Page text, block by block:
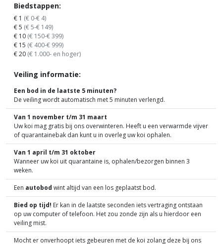
Biedstappen:
€ 1 (€ 0-€ 4)
€ 5 (€ 5-€ 149)
€ 10 (€ 150-€ 399)
€ 15 (€ 400-€ 999)
€ 20 (€ 1.000- en hoger)
Veiling informatie:
Een bod in de laatste 5 minuten?
De veiling wordt automatisch met 5 minuten verlengd.
Van 1 november t/m 31 maart
Uw koi mag gratis bij ons overwinteren. Heeft u een verwarmde vijver
of quarantainebak dan kunt u in overleg uw koi ophalen.
Van 1 april t/m 31 oktober
Wanneer uw koi uit quarantaine is, ophalen/bezorgen binnen 3
weken.
Een autobod wint altijd van een los geplaatst bod.
Bied op tijd! Er kan in de laatste seconden iets vertraging ontstaan
op uw computer of telefoon. Het zou zonde zijn als u hierdoor een
veiling mist.
Mocht er onverhoopt iets gebeuren met de koi zolang deze bij ons